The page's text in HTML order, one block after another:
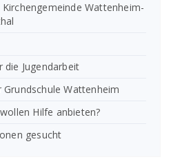
Wattenheim-
die Jugendarbeit
Grundschule Wattenheim
Hilfe anbieten?
gesucht